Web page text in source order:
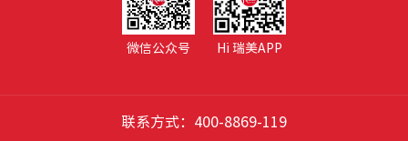
微信公众号 Hi 瑞美APP
联系方式：400-8869-119